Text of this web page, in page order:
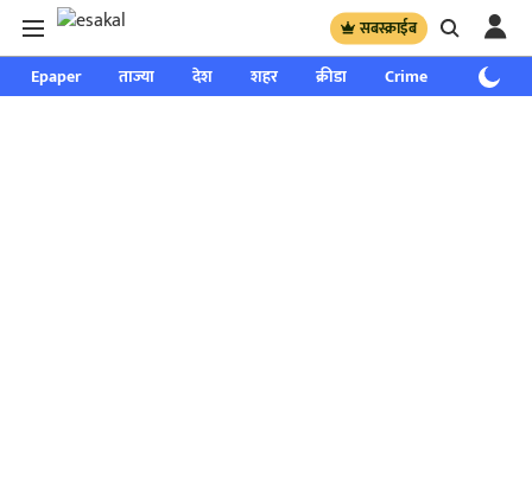
सबस्क्राईब
Epaper ताज्या देश शहर क्रीडा Crime साप्ताहिक